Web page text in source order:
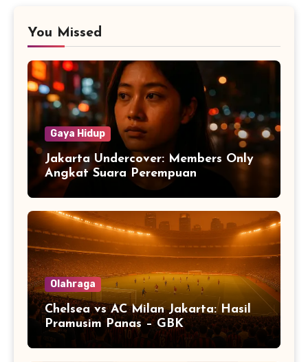
You Missed
Gaya Hidup
Jakarta Undercover: Members Only
Angkat Suara Perempuan
Olahraga
Chelsea vs AC Milan Jakarta: Hasil
Pramusim Panas – GBK